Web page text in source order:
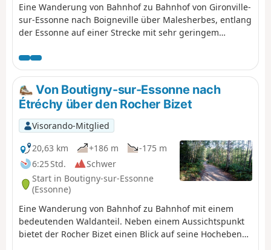
Eine Wanderung von Bahnhof zu Bahnhof von Gironville-
sur-Essonne nach Boigneville über Malesherbes, entlang
der Essonne auf einer Strecke mit sehr geringem
zum Departement Seine-et-Marne und wird von der
Essonne durchflossen. Auf dem Programm stehen:
Schloss, Waschhaus, Fluss, Gassen, Teiche und Mühlen,
vorbei an den hübschen Dörfern Buno-Bonnevaux und
Rouville, entlang des GR®1.
Von Boutigny-sur-Essonne nach
Étréchy über den Rocher Bizet
Visorando-Mitglied
20,63 km
+186 m
-175 m
6:25 Std.
Schwer
Start in Boutigny-sur-Essonne
(Essonne)
Eine Wanderung von Bahnhof zu Bahnhof mit einem
bedeutenden Waldanteil. Neben einem Aussichtspunkt
bietet der Rocher Bizet einen Blick auf seine Hochebenen